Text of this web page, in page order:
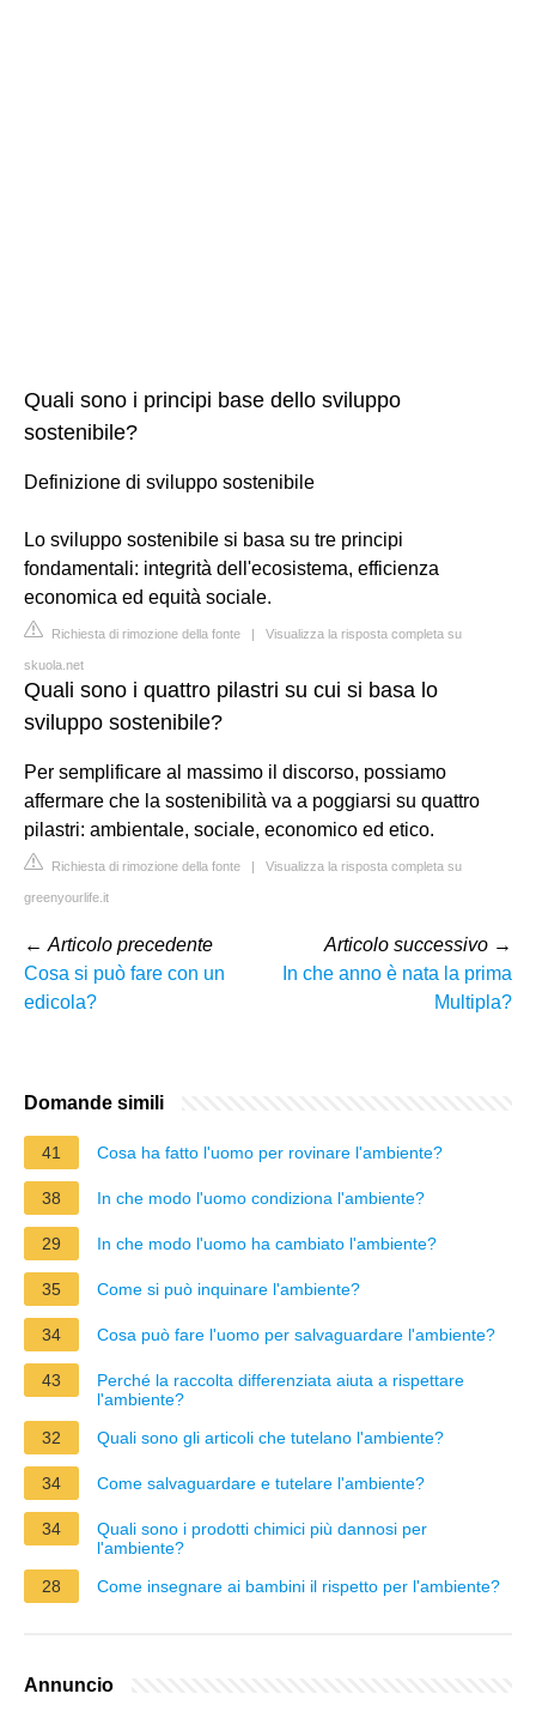
Quali sono i principi base dello sviluppo
sostenibile?
Definizione di sviluppo sostenibile
Lo sviluppo sostenibile si basa su tre principi
fondamentali: integrità dell'ecosistema, efficienza
economica ed equità sociale.
Richiesta di rimozione della fonte | Visualizza la risposta completa su
skuola.net
Quali sono i quattro pilastri su cui si basa lo
sviluppo sostenibile?
Per semplificare al massimo il discorso, possiamo
affermare che la sostenibilità va a poggiarsi su quattro
pilastri: ambientale, sociale, economico ed etico.
Richiesta di rimozione della fonte | Visualizza la risposta completa su
greenyourlife.it
← Articolo precedente
Cosa si può fare con un
edicola?
Articolo successivo →
In che anno è nata la prima
Multipla?
Domande simili
41 Cosa ha fatto l'uomo per rovinare l'ambiente?
38 In che modo l'uomo condiziona l'ambiente?
29 In che modo l'uomo ha cambiato l'ambiente?
35 Come si può inquinare l'ambiente?
34 Cosa può fare l'uomo per salvaguardare l'ambiente?
43
Perché la raccolta differenziata aiuta a rispettare
l'ambiente?
32
Quali sono gli articoli che tutelano l'ambiente?
34 Come salvaguardare e tutelare l'ambiente?
34
Quali sono i prodotti chimici più dannosi per
l'ambiente?
28
Come insegnare ai bambini il rispetto per l'ambiente?
Annuncio